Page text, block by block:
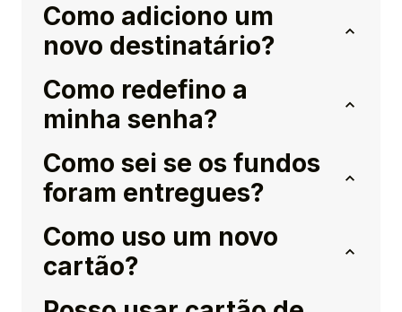
Como adiciono um
novo destinatário?
Como redefino a
minha senha?
Como sei se os fundos
foram entregues?
Como uso um novo
cartão?